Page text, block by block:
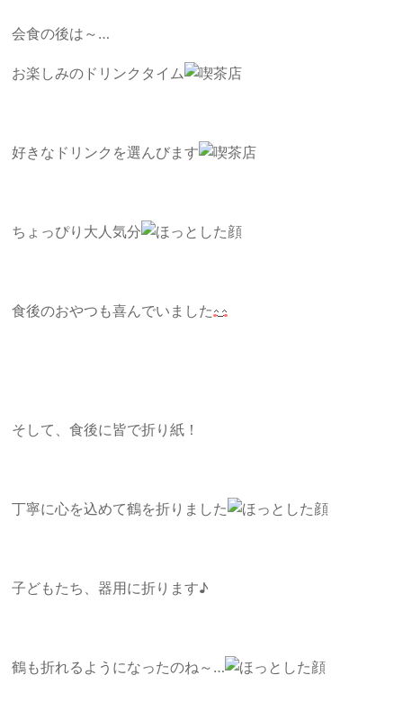
会食の後は～…
お楽しみのドリンクタイム
好きなドリンクを選んびます
ちょっぴり大人気分
食後のおやつも喜んでいました
そして、食後に皆で折り紙！
丁寧に心を込めて鶴を折りました
子どもたち、器用に折ります♪
鶴も折れるようになったのね～…